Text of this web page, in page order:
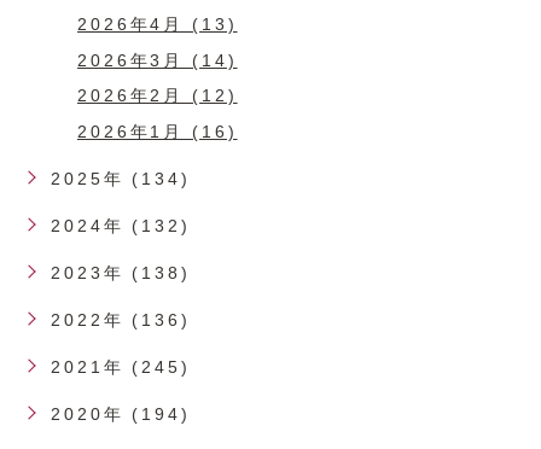
2026年4月 (13)
2026年3月 (14)
2026年2月 (12)
2026年1月 (16)
2025年 (134)
2024年 (132)
2023年 (138)
2022年 (136)
2021年 (245)
2020年 (194)